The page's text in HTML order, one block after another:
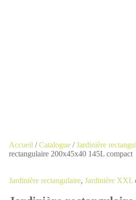
Accueil /Catalogue /Jardinière
rectangulaire 200x45x40 145L compact
Jardinière rectangulaire, Jardinière XXL